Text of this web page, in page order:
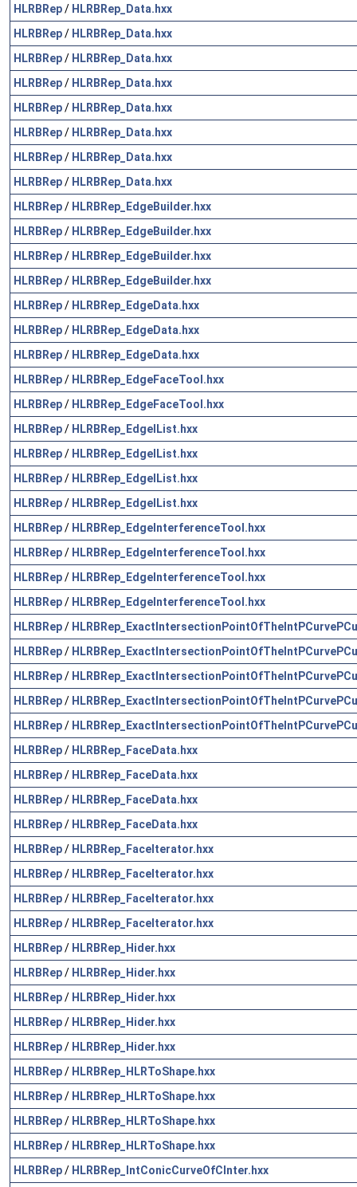
HLRBRep/ HLRBRep_Data.hxx
HLRBRep/ HLRBRep_Data.hxx
HLRBRep/ HLRBRep_Data.hxx
HLRBRep/ HLRBRep_Data.hxx
HLRBRep/ HLRBRep_Data.hxx
HLRBRep/ HLRBRep_Data.hxx
HLRBRep/ HLRBRep_Data.hxx
HLRBRep/ HLRBRep_Data.hxx
HLRBRep/ HLRBRep_EdgeBuilder.hxx
HLRBRep/ HLRBRep_EdgeBuilder.hxx
HLRBRep/ HLRBRep_EdgeBuilder.hxx
HLRBRep/ HLRBRep_EdgeBuilder.hxx
HLRBRep/ HLRBRep_EdgeData.hxx
HLRBRep/ HLRBRep_EdgeData.hxx
HLRBRep/ HLRBRep_EdgeData.hxx
HLRBRep/ HLRBRep_EdgeFaceTool.hxx
HLRBRep/ HLRBRep_EdgeFaceTool.hxx
HLRBRep/ HLRBRep_EdgeIList.hxx
HLRBRep/ HLRBRep_EdgeIList.hxx
HLRBRep/ HLRBRep_EdgeIList.hxx
HLRBRep/ HLRBRep_EdgeIList.hxx
HLRBRep/ HLRBRep_EdgeInterferenceTool.hxx
HLRBRep/ HLRBRep_EdgeInterferenceTool.hxx
HLRBRep/ HLRBRep_EdgeInterferenceTool.hxx
HLRBRep/ HLRBRep_EdgeInterferenceTool.hxx
HLRBRep/
HLRBRep/
HLRBRep/
HLRBRep/
HLRBRep/
HLRBRep/ HLRBRep_FaceData.hxx
HLRBRep/ HLRBRep_FaceData.hxx
HLRBRep/ HLRBRep_FaceData.hxx
HLRBRep/ HLRBRep_FaceData.hxx
HLRBRep/ HLRBRep_FaceIterator.hxx
HLRBRep/ HLRBRep_FaceIterator.hxx
HLRBRep/ HLRBRep_FaceIterator.hxx
HLRBRep/ HLRBRep_FaceIterator.hxx
HLRBRep/ HLRBRep_Hider.hxx
HLRBRep/ HLRBRep_Hider.hxx
HLRBRep/ HLRBRep_Hider.hxx
HLRBRep/ HLRBRep_Hider.hxx
HLRBRep/ HLRBRep_Hider.hxx
HLRBRep/ HLRBRep_HLRToShape.hxx
HLRBRep/ HLRBRep_HLRToShape.hxx
HLRBRep/ HLRBRep_HLRToShape.hxx
HLRBRep/ HLRBRep_HLRToShape.hxx
HLRBRep/ HLRBRep_IntConicCurveOfCInter.hxx